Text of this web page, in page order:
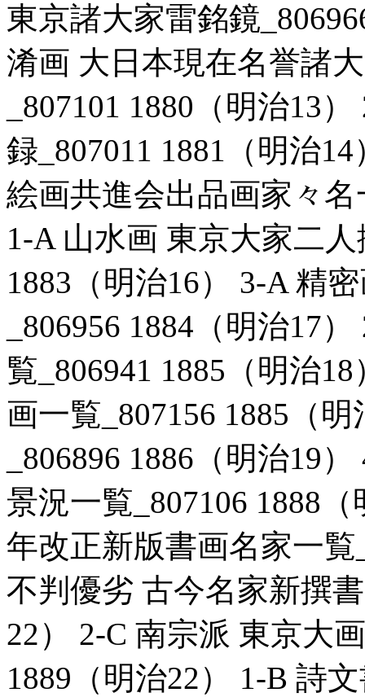
東京諸大家雷銘鏡
淆画 大日本現在名誉諸
_807101 1880（明治13
録_807011 1881（明治
絵画共進会出品画家々名
1-A 山水画 東京大家二
1883（明治16） 3-A 精
_806956 1884（明治17
覧_806941 1885（明治
画一覧_807156 1885（
_806896 1886（明治19
景況一覧_807106 1888
年改正新版書画名家一覧
不判優劣 古今名家新撰
22） 2-C 南宗派 東京大
1889（明治22） 1-B 詩